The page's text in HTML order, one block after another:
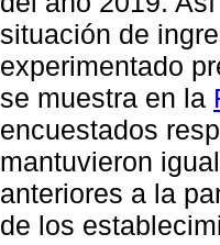
situación de
experimentado
se muestra en la
encuestados
mantuvieron
anteriores a la
de los